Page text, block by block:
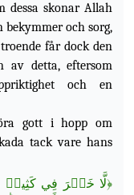
dessa skonar Allah
och sorg,
får dock den
av detta, eftersom
och en
gott i hopp om
tack vare hans
﴿لَّا خَيۡرَ فِي كَثِيرٖ